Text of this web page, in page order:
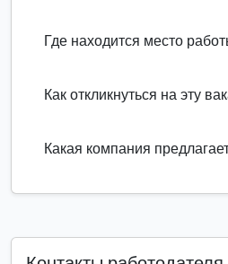
Где находится место
Как откликнуться на эту
Какая компания